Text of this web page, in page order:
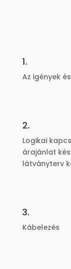
1.
Az igények
2.
Logikai
árajánlat
látványterv
3.
Kábelezés